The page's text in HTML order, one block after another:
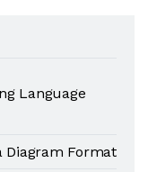
Language
Diagram Format